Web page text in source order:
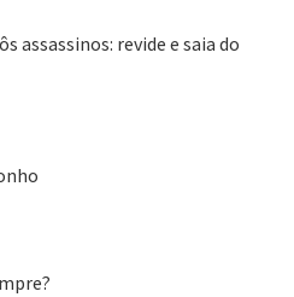
assassinos: revide e saia do